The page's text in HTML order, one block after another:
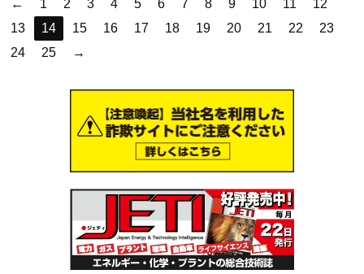
← 1 2 3 4 5 6 7 8 9 10 11
12
13
14 15 16 17 18 19 20 21 22
23
24
25 →